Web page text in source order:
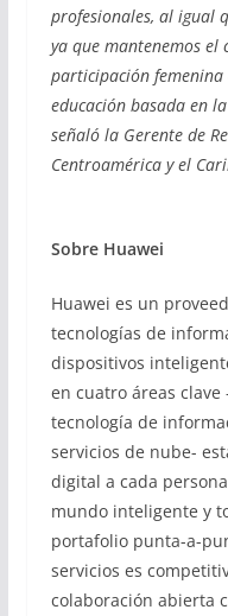
profesionales, al igual
ya que mantenemos
participación
educación basada en
señaló la Gerente de
Centroamérica y el
Sobre Huawei
Huawei es un
tecnologías de
dispositivos
en cuatro áreas
tecnología de
servicios de nube-
digital a cada
mundo inteligente y
portafolio punta-a-
servicios es
colaboración abierta